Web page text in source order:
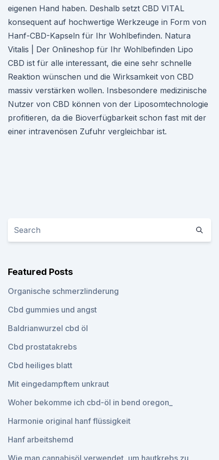
eigenen Hand haben. Deshalb setzt CBD VITAL
konsequent auf hochwertige Werkzeuge in Form von
Hanf-CBD-Kapseln für Ihr Wohlbefinden. Natura
Vitalis | Der Onlineshop für Ihr Wohlbefinden Lipo
CBD ist für alle interessant, die eine sehr schnelle
Reaktion wünschen und die Wirksamkeit von CBD
massiv verstärken wollen. Insbesondere medizinische
Nutzer von CBD können von der Liposomtechnologie
profitieren, da die Bioverfügbarkeit schon fast mit der
einer intravenösen Zufuhr vergleichbar ist.
Featured Posts
Organische schmerzlinderung
Cbd gummies und angst
Baldrianwurzel cbd öl
Cbd prostatakrebs
Cbd heiliges blatt
Mit eingedampftem unkraut
Woher bekomme ich cbd-öl in bend oregon_
Harmonie original hanf flüssigkeit
Hanf arbeitshemd
Wie man cannabisöl verwendet, um hautkrebs zu